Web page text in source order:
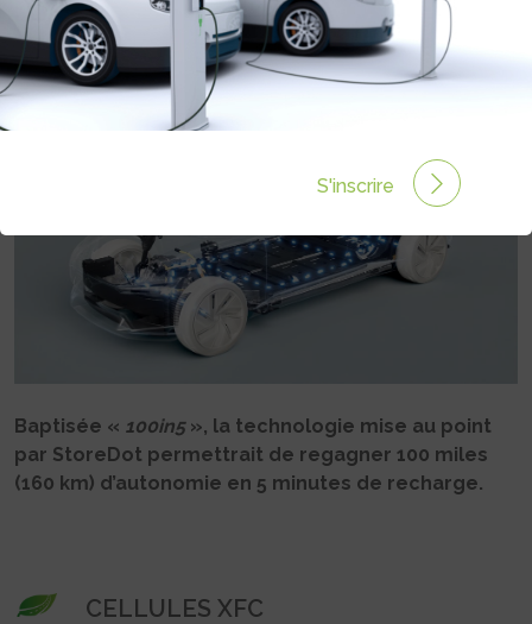
Rédigé par Philippe Schwoerer le 22 Avr 2022 à 06:00
0 commentaires
Baptisée « 100in5», la technologie mise au point
par StoreDot permettrait de regagner 100 miles
(160 km) d’autonomie en 5 minutes de recharge.
CELLULES XFC
S'inscrire